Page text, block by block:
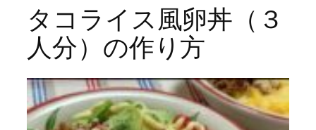
タコライス風卵丼（３
人分）の作り方